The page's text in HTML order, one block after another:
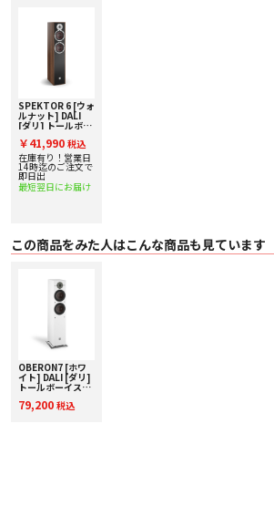
スムーズでシームレスなオーディオ
スピーカーの機能は、信号の損失を最小限に抑えな
号をリスナーにとってリアルなオーディオ体験に変換
ームレスなサウンド再生を備えた低損失スピーカー
り組みの結果です。DALI SPEKTORスピーカーは、
ルドのドライバーと高品質のコンポーネントから作
を使用することにより、ゼロに近い信号損失を実現し
■ 主な仕様
〇 カラー ウォルナット B:ブラック W:ホワイト
※ホワイトは生産完了
〇 クロスオーバー周波数 2,500Hz(2WAY)
〇 ツィーター 25mm ソフトドーム
〇 エンクロージャー・タイプ バスレフ型（リアポート
〇 ターミナル シングル
〇 外径寸法（スパイク含まず）H*W*D 972mm x
〇 本体重量[kg] 13.8kg
〇 付属品 グリル、スパイク、ラバーフット
SPEKTOR 6 [ウォ
ルナット] DALI
[ダリ] トールボー
台] 下取り査定額
20%アップ実施
中！
￥41,990 税込
在庫有り！営業日
14時迄のご注文で
即日出
最短翌日にお届け
この商品をみた人はこんな商品も見ています
OBERON7 [ホワ
イト] DALI [ダリ]
トールボーイスピ
り査定額20%アッ
79,200 税込